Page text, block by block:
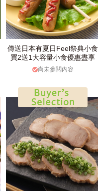
傳送日本有夏日Feel祭典小食
買2送1大容量小食優惠盡享
尚未參閱內容